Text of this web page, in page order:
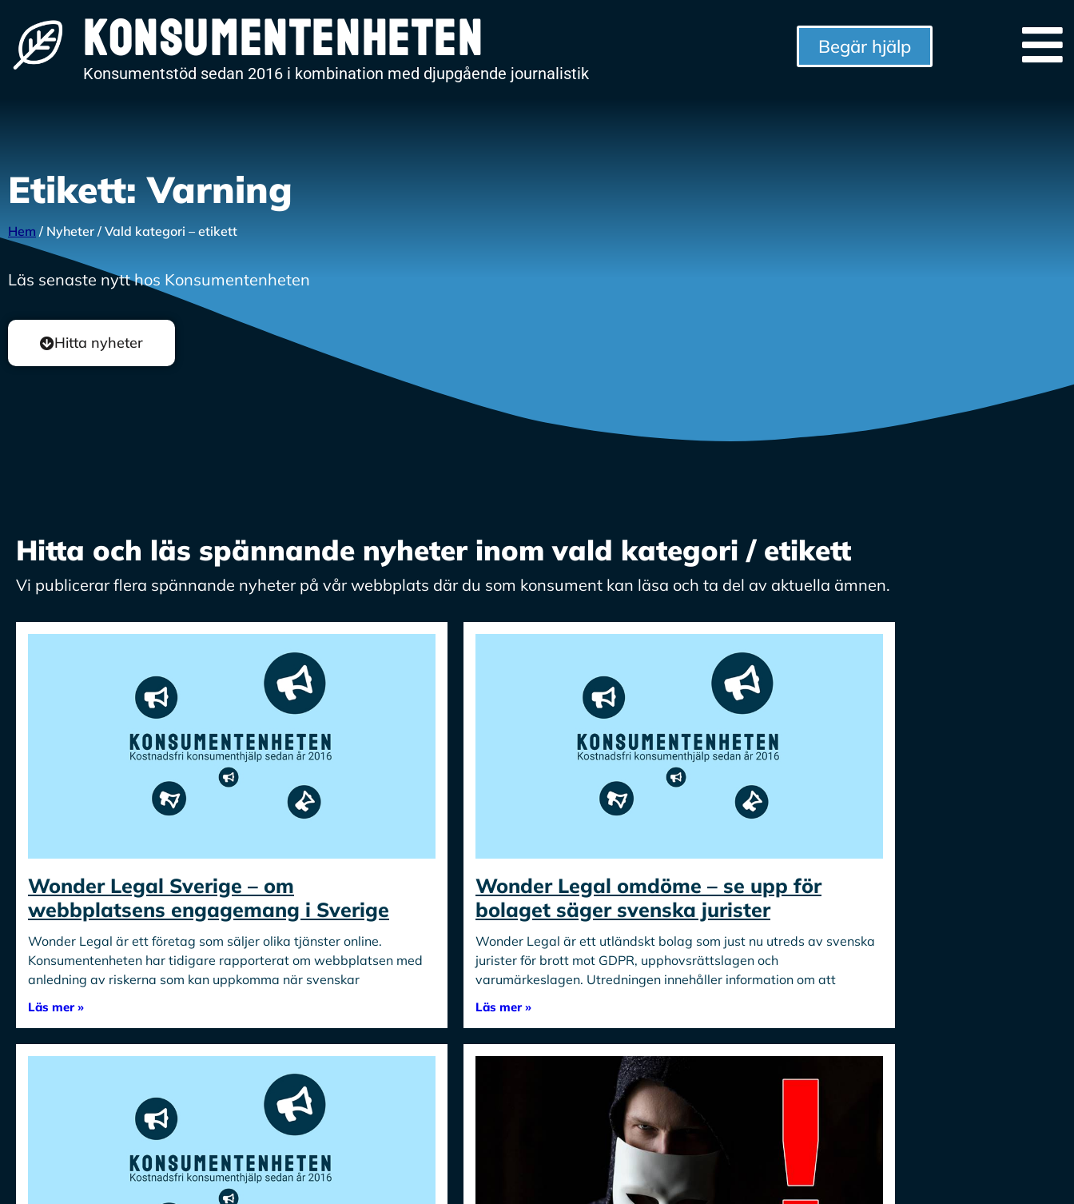
Konsumentenheten
Konsumentstöd sedan 2016 i kombination med djupgående journalistik
Begär hjälp
Etikett: Varning
Hem / Nyheter / Vald kategori – etikett
Läs senaste nytt hos Konsumentenheten
Hitta nyheter
Hitta och läs spännande nyheter inom vald kategori / etikett
Vi publicerar flera spännande nyheter på vår webbplats där du som konsument kan läsa och ta del av aktuella ämnen.
Wonder Legal Sverige – om
webbplatsens engagemang i Sverige
Wonder Legal är ett företag som säljer olika tjänster online.
Konsumentenheten har tidigare rapporterat om webbplatsen med
anledning av riskerna som kan uppkomma när svenskar
Läs mer »
Wonder Legal omdöme – se upp för
bolaget säger svenska jurister
Wonder Legal är ett utländskt bolag som just nu utreds av svenska
jurister för brott mot GDPR, upphovsrättslagen och
varumärkeslagen. Utredningen innehåller information om att
Läs mer »